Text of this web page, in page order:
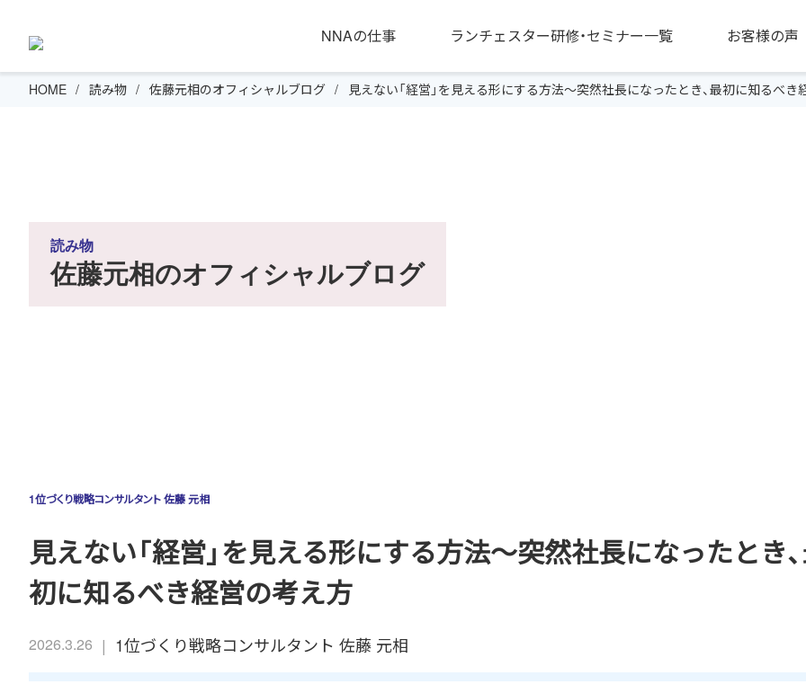
NNAの仕事 ランチェスター研修・セミナー一覧 お客様の声
HOME 読み物 佐藤元相のオフィシャルブログ 見えない「経営」を見える形にする方法～突然社長になったとき、最初に知るべき
読み物
佐藤元相のオフィシャルブログ
1位づくり戦略コンサルタント 佐藤 元相
見えない「経営」を見える形にする方法～突然社長になったとき
初に知るべき経営の考え方
2026.3.26 | 1位づくり戦略コンサルタント 佐藤 元相